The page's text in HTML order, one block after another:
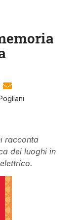
racconta
dei luoghi in